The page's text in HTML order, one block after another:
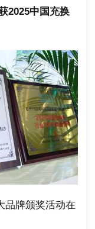
2025中国充换
品牌颁奖活动在